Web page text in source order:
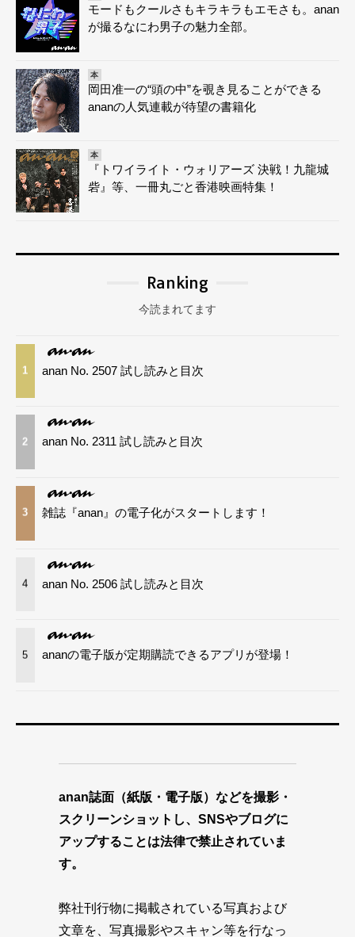
モードもクールさもキラキラもエモさも。anan
が撮るなにわ男子の魅力全部。
本
岡田准一の“頭の中”を覗き見ることができる
ananの人気連載が待望の書籍化
本
『トワイライト・ウォリアーズ 決戦！九龍城
砦』等、一冊丸ごと香港映画特集！
Ranking
今読まれてます
1 anan No. 2507 試し読みと目次
2 anan No. 2311 試し読みと目次
3 雑誌『anan』の電子化がスタートします！
4 anan No. 2506 試し読みと目次
5 ananの電子版が定期購読できるアプリが登場！
anan誌面（紙版・電子版）などを撮影・
スクリーンショットし、SNSやブログに
アップすることは法律で禁止されていま
す。
弊社刊行物に掲載されている写真および
文章を、写真撮影やスキャン等を行なっ